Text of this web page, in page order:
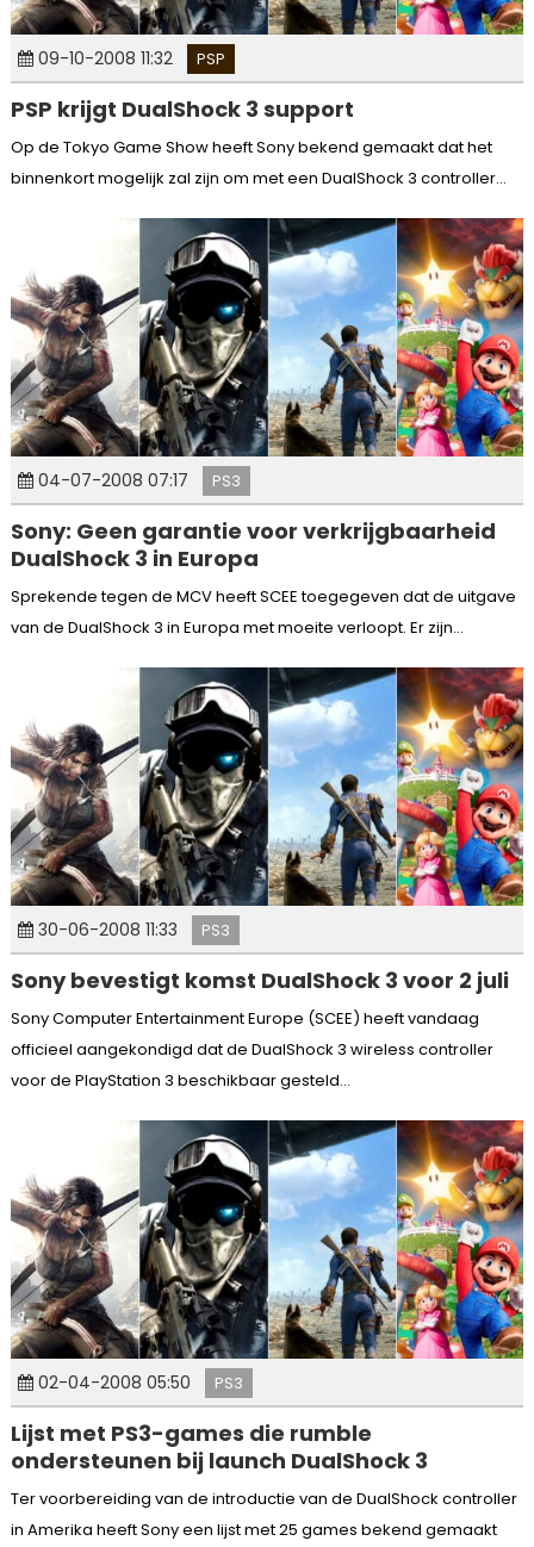
09-10-2008 11:32 PSP
PSP krijgt DualShock 3 support
Op de Tokyo Game Show heeft Sony bekend gemaakt dat het
binnenkort mogelijk zal zijn om met een DualShock 3 controller...
04-07-2008 07:17 PS3
Sony: Geen garantie voor verkrijgbaarheid
DualShock 3 in Europa
Sprekende tegen de MCV heeft SCEE toegegeven dat de uitgave
van de DualShock 3 in Europa met moeite verloopt. Er zijn...
30-06-2008 11:33 PS3
Sony bevestigt komst DualShock 3 voor 2 juli
Sony Computer Entertainment Europe (SCEE) heeft vandaag
officieel aangekondigd dat de DualShock 3 wireless controller
voor de PlayStation 3 beschikbaar gesteld...
02-04-2008 05:50 PS3
Lijst met PS3-games die rumble
ondersteunen bij launch DualShock 3
Ter voorbereiding van de introductie van de DualShock controller
in Amerika heeft Sony een lijst met 25 games bekend gemaakt